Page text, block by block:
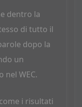
dentro la
di tutto il
dopo la
un
nel WEC.
i risultati